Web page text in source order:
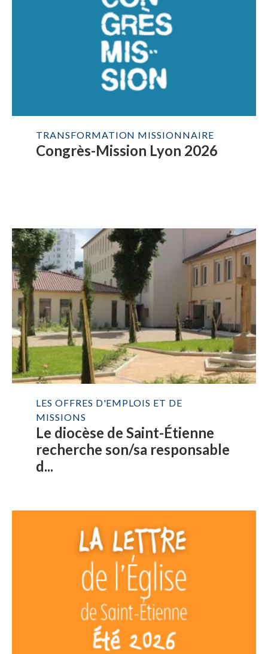
TRANSFORMATION MISSIONNAIRE
Congrès-Mission Lyon 2026
LES OFFRES D'EMPLOIS ET DE
MISSIONS
Le diocèse de Saint-Étienne
recherche son/sa responsable
d...